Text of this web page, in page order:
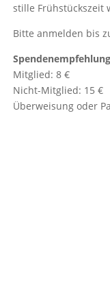
stille Frühstückszeit
Bitte anmelden bis
Mitglied: 8 €
Nicht-Mitglied: 15 €
Überweisung oder